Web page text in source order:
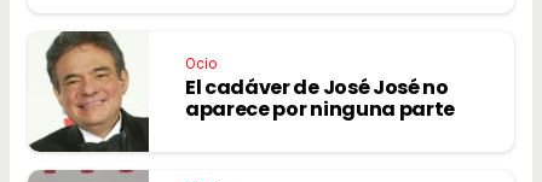
Ocio
El cadáver de José José no
aparece por ninguna parte